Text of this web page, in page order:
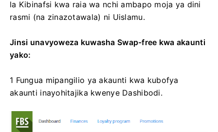
la Kibinafsi kwa raia wa nchi ambapo moja ya dini
rasmi (na zinazotawala) ni Uislamu.
Jinsi unavyoweza kuwasha Swap-free kwa akaunti
yako:
1 Fungua mipangilio ya akaunti kwa kubofya
akaunti inayohitajika kwenye Dashibodi.